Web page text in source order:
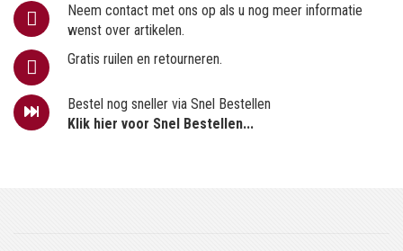
Neem contact met ons op als u nog meer informatie
wenst over artikelen.
Gratis ruilen en retourneren.
Bestel nog sneller via Snel Bestellen
Klik hier voor Snel Bestellen...